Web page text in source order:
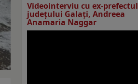
Videointerviu cu ex-prefectul
judeţului Galaţi, Andreea
Anamaria Naggar